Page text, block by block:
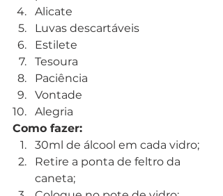
Alicate
Luvas descartáveis
Estilete
Tesoura
Paciência
Vontade
Alegria
Como fazer:
30ml de álcool em cada vidro;
Retire a ponta de feltro da
caneta;